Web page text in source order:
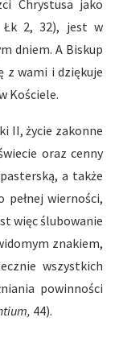
Chrystusa jako
Łk 2, 32), jest w
dniem. A Biskup
z wami i dziękuje
Kościele.
II, życie zakonne
oraz cenny
a także
pełnej wierności,
więc ślubowanie
znakiem,
wszystkich
powinności
44).